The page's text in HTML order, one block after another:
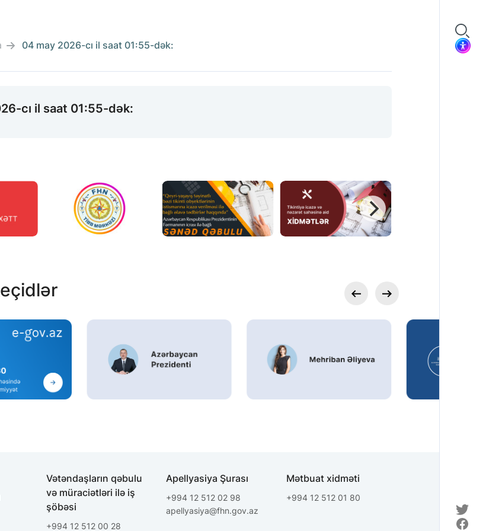
04 may 2026-cı il saat 01:55-dək:
cı il saat 01:55-dək:
Vətəndaşların qəbulu
və müraciətləri ilə iş
şöbəsi
+994 12 512 00 28
Apellyasiya Şurası
+994 12 512 02 98
apellyasiya@fhn.gov.az
Mətbuat xidməti
+994 12 512 01 80